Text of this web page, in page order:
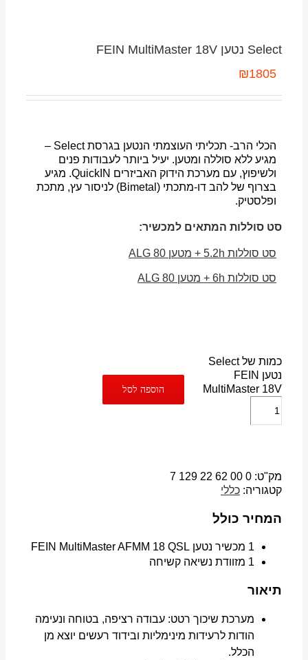
Select נטען FEIN MultiMaster 18V
₪1805
הכלי הרב- תכליתי העוצמתי הנטען בגרסת Select –
מגיע ללא סוללה ומטען. יעיל ביותר לעבודות פנים
ולשיפוץ, עם מערכת הידוק האביזרים QuickIN. מגיע
בצרוף של להב דו-מתכתי (Bimetal) לניסור עץ, מתכת
ופלסטיק.
סט סוללות המתאים למכשיר:
סט סוללות 5.2h + מטען ALG 80
סט סוללות 6h + מטען ALG 80
כמות של Select
נטען FEIN
MultiMaster 18V
הוספה לסל
מק"ט: 0 00 62 22 129 7
קטגוריה: כללי
המחיר כולל
1 מכשיר נטען FEIN MultiMaster AFMM 18
QSL
1 מזוודת נשיאה קשיחה
תיאור
מערכת שיכוך רטט: עבודה רציפה, בטוחה ונעימה
הודות לרעידות מינימליות ובידוד רעשים יוצא מן
הכלל.